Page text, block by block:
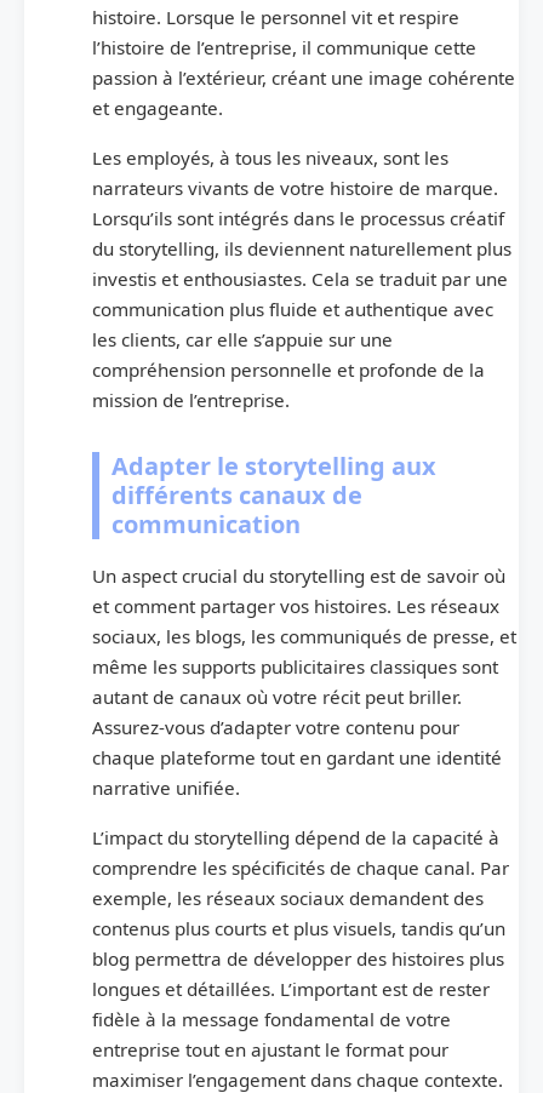
histoire. Lorsque le personnel vit et respire
l’histoire de l’entreprise, il communique cette
passion à l’extérieur, créant une image cohérente
et engageante.
Les employés, à tous les niveaux, sont les
narrateurs vivants de votre histoire de marque.
Lorsqu’ils sont intégrés dans le processus créatif
du storytelling, ils deviennent naturellement plus
investis et enthousiastes. Cela se traduit par une
communication plus fluide et authentique avec
les clients, car elle s’appuie sur une
compréhension personnelle et profonde de la
mission de l’entreprise.
Adapter le storytelling aux
différents canaux de
communication
Un aspect crucial du storytelling est de savoir où
et comment partager vos histoires. Les réseaux
sociaux, les blogs, les communiqués de presse, et
même les supports publicitaires classiques sont
autant de canaux où votre récit peut briller.
Assurez-vous d’adapter votre contenu pour
chaque plateforme tout en gardant une identité
narrative unifiée.
L’impact du storytelling dépend de la capacité à
comprendre les spécificités de chaque canal. Par
exemple, les réseaux sociaux demandent des
contenus plus courts et plus visuels, tandis qu’un
blog permettra de développer des histoires plus
longues et détaillées. L’important est de rester
fidèle à la message fondamental de votre
entreprise tout en ajustant le format pour
maximiser l’engagement dans chaque contexte.